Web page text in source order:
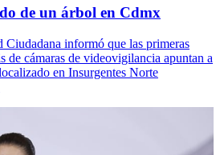
de un árbol en Cdmx
Ciudadana informó que las primeras
de cámaras de videovigilancia apuntan a
en Insurgentes Norte